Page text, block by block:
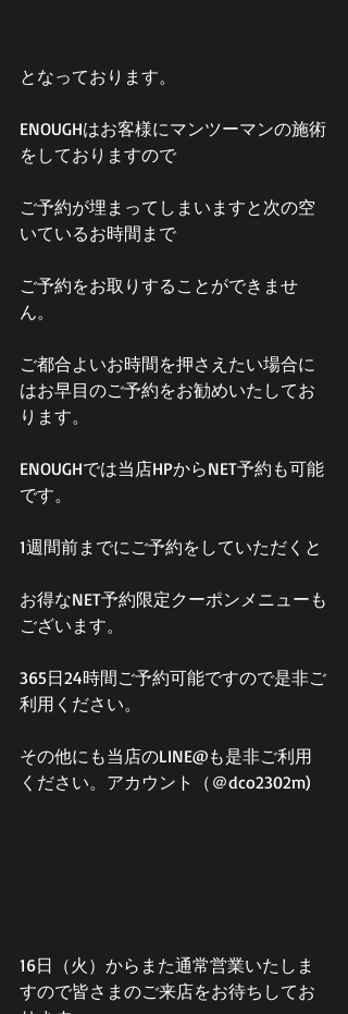
となっております。
ENOUGHはお客様にマンツーマンの施術
をしておりますので
ご予約が埋まってしまいますと次の空
いているお時間まで
ご予約をお取りすることができませ
ん。
ご都合よいお時間を押さえたい場合に
はお早目のご予約をお勧めいたしてお
ります。
ENOUGHでは当店HPからNET予約も可能
です。
1週間前までにご予約をしていただくと
お得なNET予約限定クーポンメニューも
ございます。
365日24時間ご予約可能ですので是非ご
利用ください。
その他にも当店のLINE@も是非ご利用
ください。アカウント（＠dco2302m)
16日（火）からまた通常営業いたしま
すので皆さまのご来店をお待ちしてお